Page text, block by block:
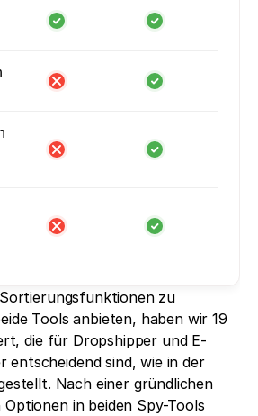
zu
Tools anbieten, haben wir 19
die für Dropshipper und E-
entscheidend sind, wie in der
Nach einer gründlichen
Optionen in beiden Spy-Tools